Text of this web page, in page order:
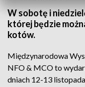
W sobotę i
której będzie
kotów.
Międzynarodowa
NFO & MCO to
dniach 12-13